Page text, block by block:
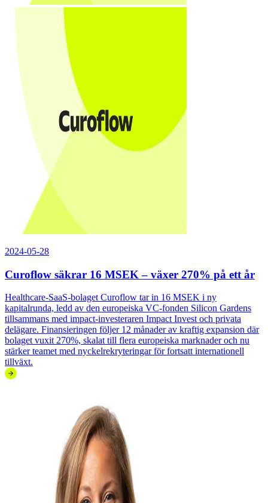
2024-05-28
Curoflow säkrar 16 MSEK – växer 270% på ett år
Healthcare-SaaS-bolaget Curoflow tar in 16 MSEK i ny
kapitalrunda, ledd av den europeiska VC-fonden Silicon Gardens
tillsammans med impact-investeraren Impact Invest och privata
delägare. Finansieringen följer 12 månader av kraftig expansion där
bolaget vuxit 270%, skalat till flera europeiska marknader och nu
stärker teamet med nyckelrekryteringar för fortsatt internationell
tillväxt.